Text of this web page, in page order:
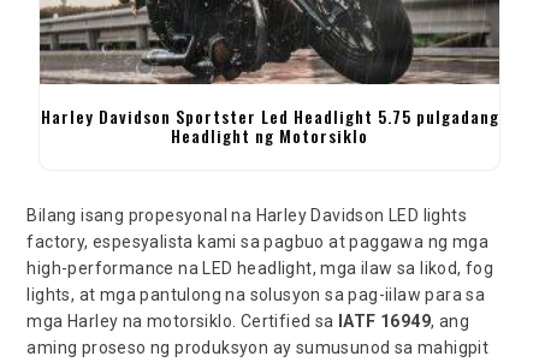
Harley Davidson Sportster Led Headlight 5.75 pulgadang
Headlight ng Motorsiklo
Bilang isang propesyonal na Harley Davidson LED lights
factory, espesyalista kami sa pagbuo at paggawa ng mga
high-performance na LED headlight, mga ilaw sa likod, fog
lights, at mga pantulong na solusyon sa pag-iilaw para sa
mga Harley na motorsiklo. Certified sa IATF 16949, ang
aming proseso ng produksyon ay sumusunod sa mahigpit